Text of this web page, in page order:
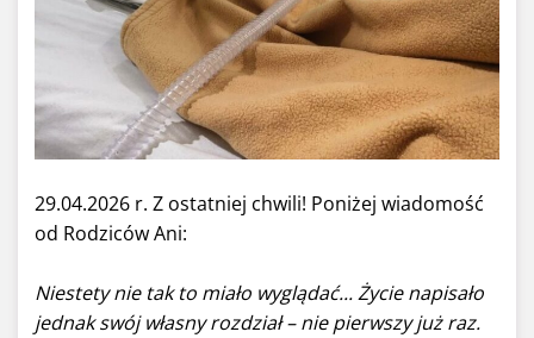
29.04.2026 r. Z ostatniej chwili! Poniżej wiadomość
od Rodziców Ani:
Niestety nie tak to miało wyglądać... Życie napisało
jednak swój własny rozdział – nie pierwszy już raz.